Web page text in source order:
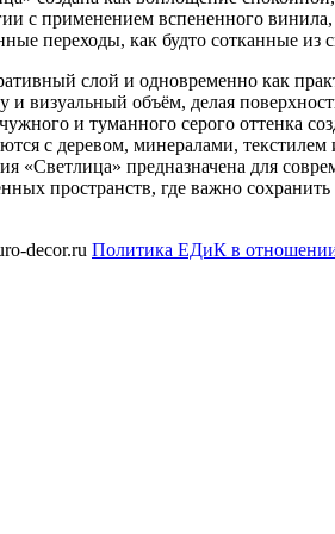
с применением вспененного
переходы, как будто сотканные
слой и одновременно как
и визуальный объём, делая
и туманного серого оттенка
с деревом, минералами,
«Светлица» предназначена для
пространств, где важно сохранить
decor.ru Политика ЕДиК в